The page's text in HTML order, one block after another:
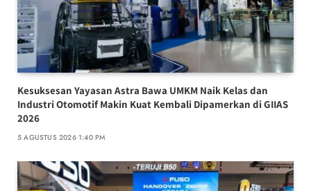
Kesuksesan Yayasan Astra Bawa UMKM Naik Kelas dan
Industri Otomotif Makin Kuat Kembali Dipamerkan di GIIAS
2026
5 AGUSTUS 2026 1:40 PM